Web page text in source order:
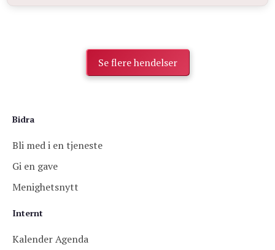
Se flere hendelser
Bidra
Bli med i en tjeneste
Gi en gave
Menighetsnytt
Internt
Kalender Agenda